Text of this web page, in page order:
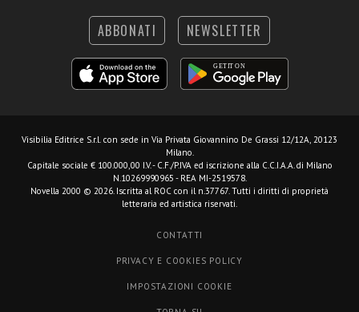
ABBONATI NEWSLETTER
Visibilia Editrice S.r.l. con sede in Via Privata Giovannino De Grassi 12/12A, 20123
Milano.
Capitale sociale € 100.000,00 I.V. - C.F./P.IVA ed iscrizione alla C.C.I.A.A. di Milano
N.10269990965 - REA MI-2519578.
Novella 2000 © 2026. Iscritta al ROC con il n.37767. Tutti i diritti di proprietà
letteraria ed artistica riservati.
CONTATTI
PRIVACY E COOKIES POLICY
IMPOSTAZIONI COOKIE